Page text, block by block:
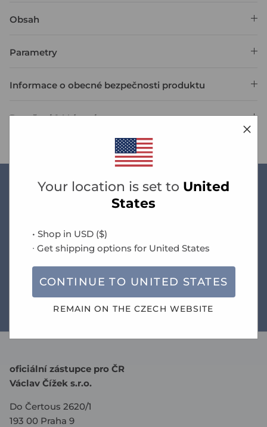
Your location is set to United
States
• Shop in USD($)
∙ Get shipping options for United States
CONTINUE TO UNITED STATES
REMAIN ON THECZECH WEBSITE
Obsah
Parametry
Informace o obecné bezpečnosti produktu
Doručení & Vrácení
Novinky
Průvodce velikostmi
oficiální zástupce pro ČR
Václav Čížek s.r.o.
Do Čertous 2620/1
193 00 Praha 9